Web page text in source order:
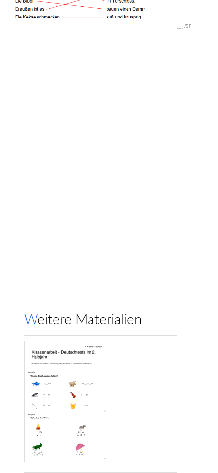
/5P
Weitere Materialien